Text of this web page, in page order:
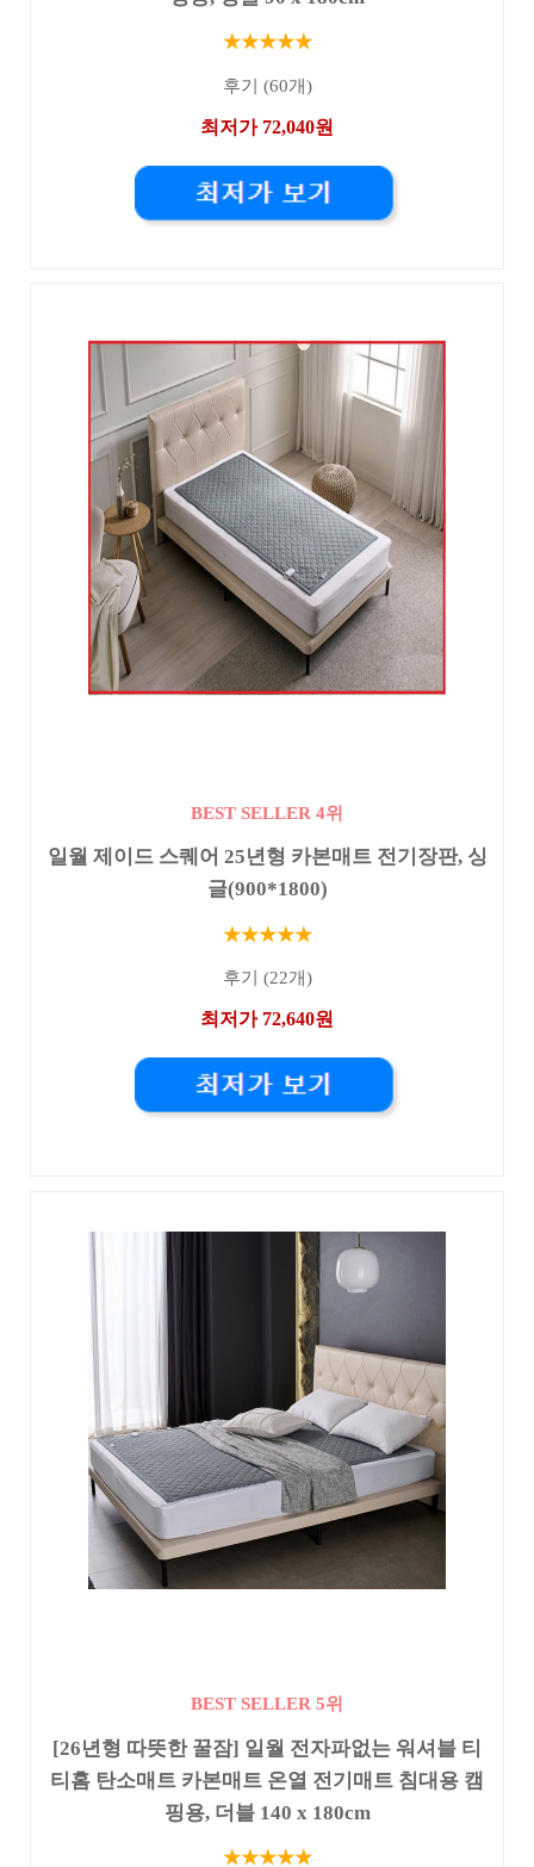
★★★★★
후기 (60개)
최저가 72,040원
BEST SELLER 4위
일월 제이드 스퀘어 25년형 카본매트 전기장판, 싱
글(900*1800)
★★★★★
후기 (22개)
최저가 72,640원
BEST SELLER 5위
[26년형 따뜻한 꿀잠] 일월 전자파없는 워셔블 티
티홈 탄소매트 카본매트 온열 전기매트 침대용 캠
핑용, 더블 140 x 180cm
★★★★★